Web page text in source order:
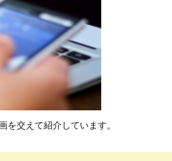
交えて紹介しています。